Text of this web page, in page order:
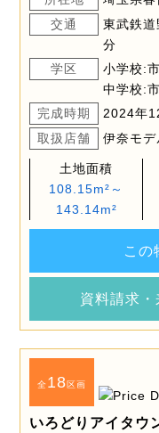
交通
東武鉄
分
学区
小学校:
中学校:
完成時期
2024年
取扱店舗
伊奈モ
土地面積
108.15m²～
143.14m²
この
資料請求・
全18区画
いろどりアイタウ